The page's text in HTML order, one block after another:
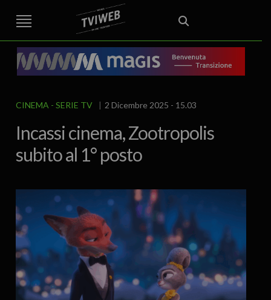
STREET TG CRONACA VENETO
VICENZA E PROVINCIA
AREA BERICA
ECONOMIA ATTUALITA’ POLITICA
EDITORIALE ITALIA E MONDO CURIOSITÀ – LIFESTYLE
CULTURA ARTE
SPORT
IL GRAFFIO FOOD & DRINK
CINEMA - SERIE TV 2 Dicembre 2025 - 15.03
Incassi cinema, Zootropolis
subito al 1° posto